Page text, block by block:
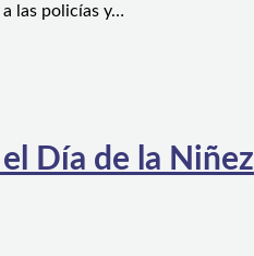
las policías y…
Día de la Niñez